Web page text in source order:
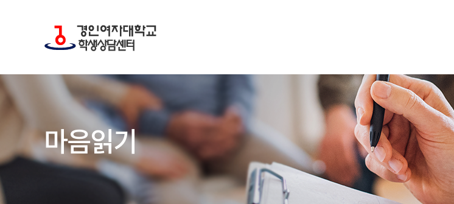
마음읽기